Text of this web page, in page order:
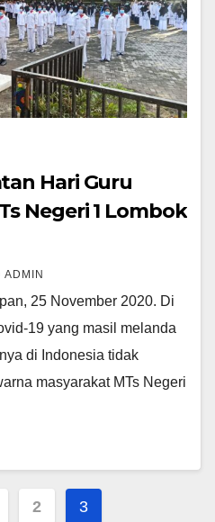
Hari Guru
Negeri 1 Lombok
ADMIN
25 November 2020. Di
19 yang masil melanda
di Indonesia tidak
masyarakat MTs Negeri
2 3